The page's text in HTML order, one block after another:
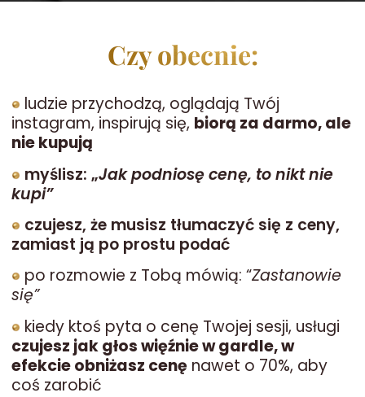
Czy obecnie:
ludzie przychodzą, oglądają Twój
instagram, inspirują się, biorą za darmo, ale
nie kupują
myślisz: „Jak podniosę cenę, to nikt nie
kupi”
czujesz, że musisz tłumaczyć się z ceny,
zamiast ją po prostu podać
po rozmowie z Tobą mówią: “Zastanowie
się”
kiedy ktoś pyta o cenę Twojej sesji, usługi
czujesz jak głos więźnie w gardle, w
efekcie obniżasz cenę nawet o 70%, aby
coś zarobić